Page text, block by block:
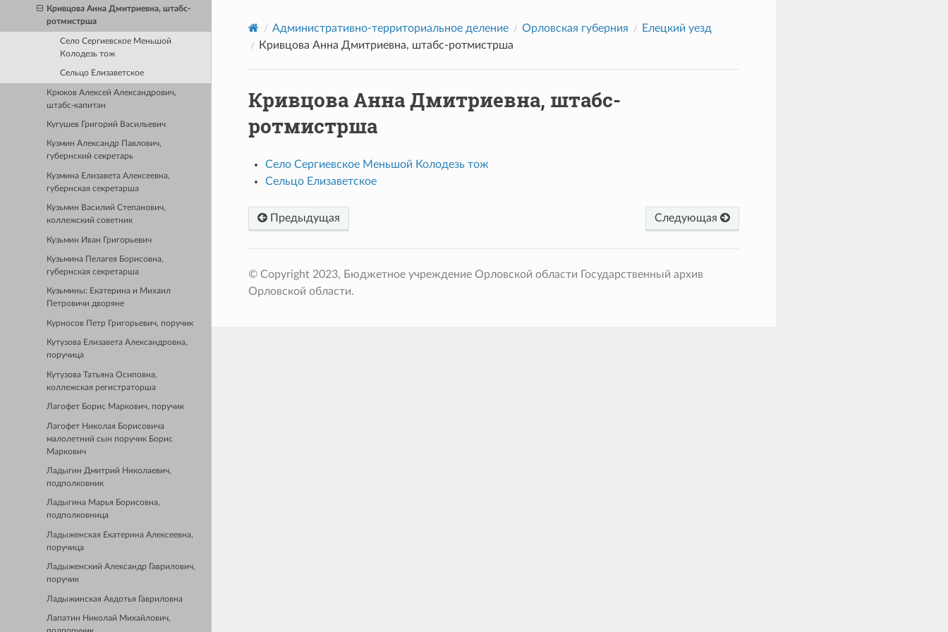
Кривцова Анна Дмитриевна, штабс-
ротмистрша
Село Сергиевское Меньшой
Колодезь тож
Сельцо Елизаветское
Крюков Алексей Александрович,
штабс-капитан
Кугушев Григорий Васильевич
Кузмин Александр Павлович,
губернский секретарь
Кузмина Елизавета Алексеевна,
губернская секретарша
Кузьмин Василий Степанович,
коллежский советник
Кузьмин Иван Григорьевич
Кузьмина Пелагея Борисовна,
губернская секретарша
Кузьмины: Екатерина и Михаил
Петровичи дворяне
Курносов Петр Григорьевич, поручик
Кутузова Елизавета Александровна,
поручица
Кутузова Татьяна Осиповна,
коллежская регистраторша
Лагофет Борис Маркович, поручик
Лагофет Николая Борисовича
малолетний сын поручик Борис
Маркович
Ладыгин Дмитрий Николаевич,
подполковник
Ладыгина Марья Борисовна,
подполковница
Ладыженская Екатерина Алексеевна,
поручица
Ладыженский Александр Гаврилович,
поручик
Ладыжинская Авдотья Гавриловна
Лапатин Николай Михайлович,
Административно-территориальное деление Орловская губерния
Елецкий уезд
Кривцова Анна Дмитриевна, штабс-ротмистрша
Кривцова Анна Дмитриевна, штабс-
ротмистрша
Село Сергиевское Меньшой Колодезь тож
Сельцо Елизаветское
Предыдущая Следующая
© Copyright 2023, Бюджетное учреждение Орловской области Государственный архив
Орловской области.